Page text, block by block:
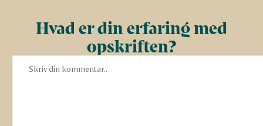
Hvad er din erfaring med
opskriften?